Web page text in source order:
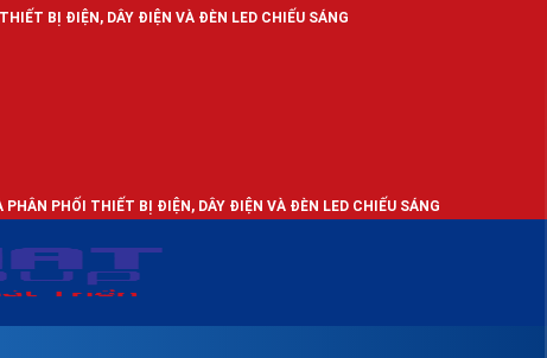
DÂY ĐIỆN VÀ ĐÈN LED CHIẾU SÁNG
THIẾT BỊ ĐIỆN, DÂY ĐIỆN VÀ ĐÈN LED CHIẾU SÁNG